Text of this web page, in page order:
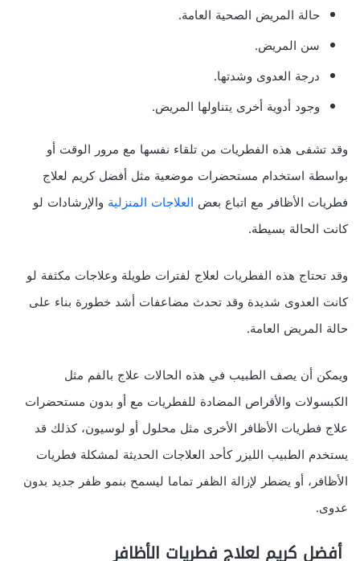
حالة المريض الصحية العامة.
سن المريض.
درجة العدوى وشدتها.
وجود أدوية أخرى يتناولها المريض.
وقد تشفى هذه الفطريات من تلقاء نفسها مع مرور الوقت أو
بواسطة استخدام مستحضرات موضعية مثل أفضل كريم لعلاج
فطريات الأظافر مع اتباع بعض العلاجات المنزلية والإرشادات لو
كانت الحالة بسيطة.
وقد تحتاج هذه الفطريات لعلاج لفترات طويلة وعلاجات مكثفة لو
كانت العدوى شديدة وقد تحدث مضاعفات أشد خطورة بناء على
حالة المريض العامة.
ويمكن أن يصف الطبيب في هذه الحالات علاج بالفم مثل
الكبسولات والأقراص المضادة للفطريات مع أو بدون مستحضرات
علاج فطريات الأظافر الأخرى مثل محلول أو لوسيون، كذلك قد
يستخدم الطبيب الليزر كأحد العلاجات الحديثة لمشكلة فطريات
الأظافر، أو يضطر لإزالة الظفر تماما ليسمح بنمو ظفر جديد بدون
عدوى.
أفضل كريم لعلاج فطريات الأظافر